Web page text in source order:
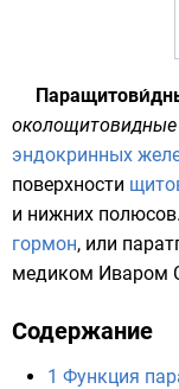
эндокринных
поверхности
и нижних
гормон, или
медиком Иваром
Содержание
1 Функция